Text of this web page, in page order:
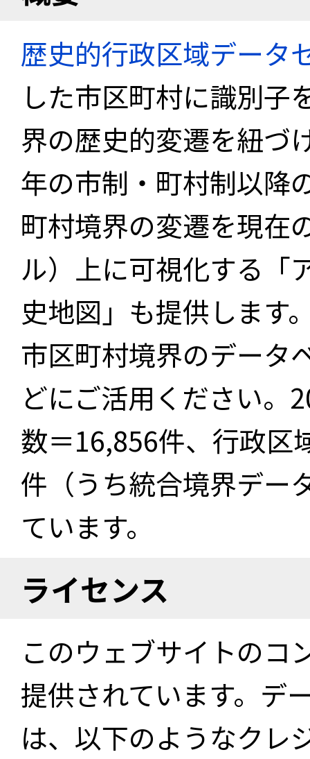
歴史的行政区域データ
した市区町村に識別子
界の歴史的変遷を紐づ
年の市制・町村制以降
町村境界の変遷を現在
ル）上に可視化する「
史地図」も提供します
市区町村境界のデータ
どにご活用ください。
数＝16,856件、行政区
件（うち統合境界デー
ています。
ライセンス
このウェブサイトのコ
提供されています。デ
は、以下のようなクレ